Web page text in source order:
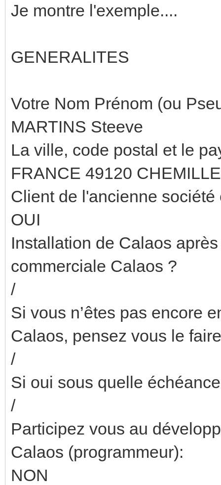
Je montre l'exemple....
GENERALITES
Votre Nom Prénom (ou
MARTINS Steeve
La ville, code postal et le
FRANCE 49120 CHEMILLE
Client de l'ancienne
OUI
Installation de Calaos
commerciale Calaos ?
/
Si vous n’êtes pas encore
Calaos, pensez vous le
/
Si oui sous quelle
/
Participez vous au
Calaos (programmeur):
NON